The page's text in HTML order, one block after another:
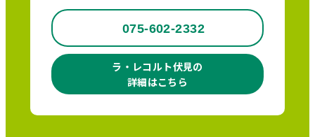
075-602-2332
ラ・レコルト伏見の
詳細はこちら